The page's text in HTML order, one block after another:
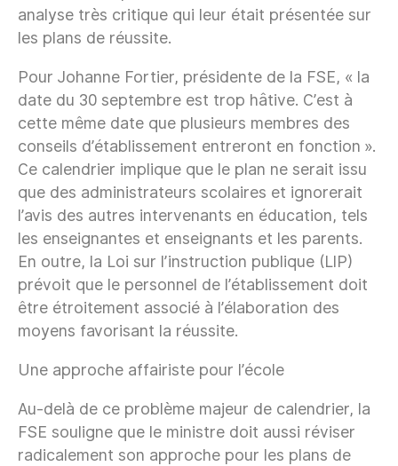
analyse très critique qui leur était présentée sur
les plans de réussite.
Pour Johanne Fortier, présidente de la FSE, « la
date du 30 septembre est trop hâtive. C’est à
cette même date que plusieurs membres des
conseils d’établissement entreront en fonction ».
Ce calendrier implique que le plan ne serait issu
que des administrateurs scolaires et ignorerait
l’avis des autres intervenants en éducation, tels
les enseignantes et enseignants et les parents.
En outre, la Loi sur l’instruction publique (LIP)
prévoit que le personnel de l’établissement doit
être étroitement associé à l’élaboration des
moyens favorisant la réussite.
Une approche affairiste pour l’école
Au-delà de ce problème majeur de calendrier, la
FSE souligne que le ministre doit aussi réviser
radicalement son approche pour les plans de